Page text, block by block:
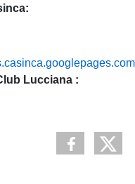
Lucciana :